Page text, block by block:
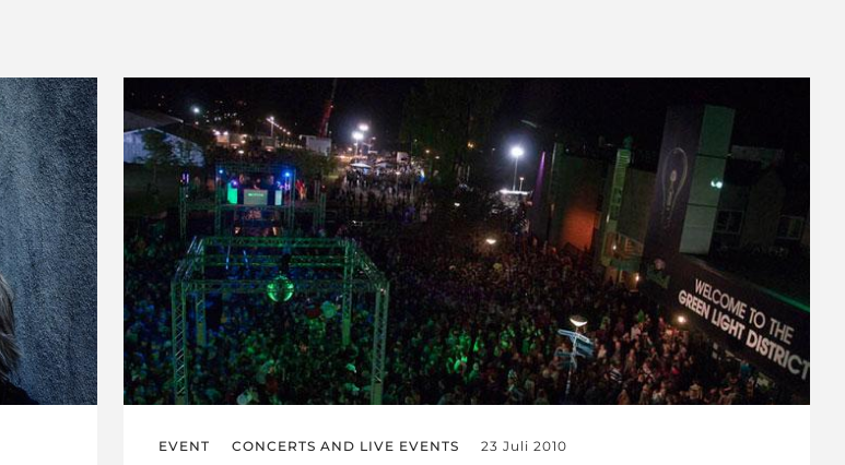
EVENT CONCERTS AND LIVE EVENTS 23 Juli 2010